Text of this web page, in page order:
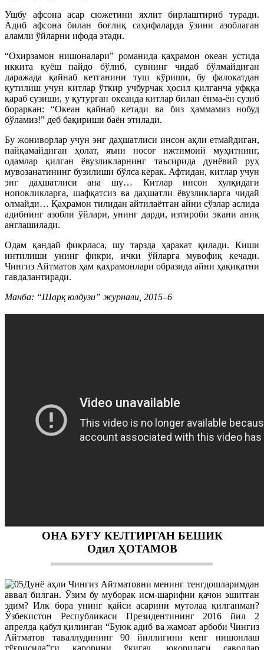
Ушбу афсона асар сюжетини яхлит бирлаштириб туради.
Адиб афсона билан боғлиқ саҳифаларда ўзини азоблаган
аламли ўйларни ифода этади.
“Охирзамон нишоналари” романида қаҳрамон океан устида
иккита қуёш пайдо бўлиб, сувнинг чидаб бўлмайдиган
даражада қайнаб кетганини туш кўриши, бу фалокатдан
қутилиш учун китлар ўткир учбурчак ҳосил қилганча уфққа
қараб сузиши, у қутурган океанда китлар билан ёнма-ён сузиб
бораркан: “Океан қайнаб кетади ва биз ҳаммамиз нобуд
бўламиз!” деб бақириши баён этилади.
Бу жониворлар учун энг даҳшатлиси инсон ақли етмайдиган,
пайқамайдиган ҳолат, яъни носоғ ижтимоий муҳитнинг,
одамлар қилган ёвузликларнинг таъсирида дунёвий руҳ
мувозанатининг бузилиши бўлса керак. Афтидан, китлар учун
энг даҳшатлиси ана шу… Китлар инсон хулқидаги
нопокликларга, шафқатсиз ва даҳшатли ёвузликларга чидай
олмайди… Қаҳрамон тилидан айтилаётган айни сўзлар аслида
адибнинг азобли ўйлари, унинг дарди, изтироби экани аниқ
англашилади.
Одам қандай фикрласа, шу тарзда ҳаракат қилади. Киши
интилиши унинг фикри, ички ўйларга мувофиқ кечади.
Чингиз Айтматов ҳам қаҳрамонлари образида айни ҳақиқатни
гавдалантиради.
Mанба: “Шарқ юлдузи” журнали, 2015–6
ОНА БУҒУ КЕЛТИРГАН БЕШИК
Одил ҲОТАМОВ
Дунё аҳли Чингиз Айтматовни менинг тенгдошларимдан
аввал билган. Ўзим бу муборак исм-шарифни қачон эшитган
эдим? Илк бора унинг қайси асарини мутолаа қилганман?
Ўзбекистон Республикаси Президентининг 2016 йил 2
апрелда қабул қилинган “Буюк адиб ва жамоат арбоби Чингиз
Айтматов таваллудининг 90 йиллигини кенг нишонлаш